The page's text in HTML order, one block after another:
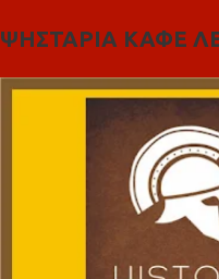
ΨΗΣΤΑΡΙΑ ΚΑΦΕ